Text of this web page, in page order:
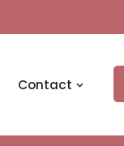
Contact